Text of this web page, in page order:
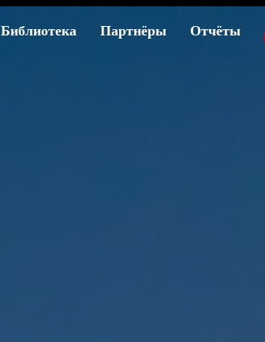
Библиотека Партнёры Отчёты